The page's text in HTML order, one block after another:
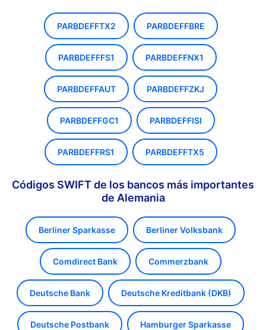
PARBDEFFTX2 PARBDEFFBRE
PARBDEFFFS1 PARBDEFFNX1
PARBDEFFAUT PARBDEFFZKJ
PARBDEFFGC1 PARBDEFFISI
PARBDEFFRS1 PARBDEFFTX5
Códigos SWIFT de los bancos más importantes
de Alemania
Berliner Sparkasse Berliner Volksbank
Comdirect Bank Commerzbank
Deutsche Bank Deutsche Kreditbank (DKB)
Deutsche Postbank Hamburger Sparkasse